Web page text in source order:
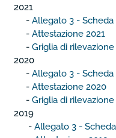
2021
- Allegato 3 - Scheda
- Attestazione 2021
- Griglia di rilevazione
2020
- Allegato 3 - Scheda
- Attestazione 2020
- Griglia di rilevazione
2019
- Allegato 3 -